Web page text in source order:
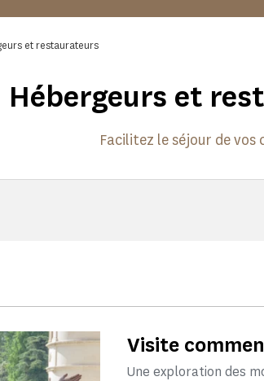
et restaurateurs
Hébergeurs et
Facilitez le séjour de vos
Visite
Une exploration des